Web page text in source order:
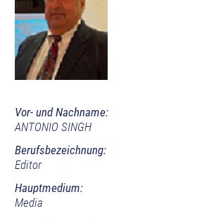
Vor- und Nachname:
ANTONIO SINGH
Berufsbezeichnung:
Editor
Hauptmedium:
Media